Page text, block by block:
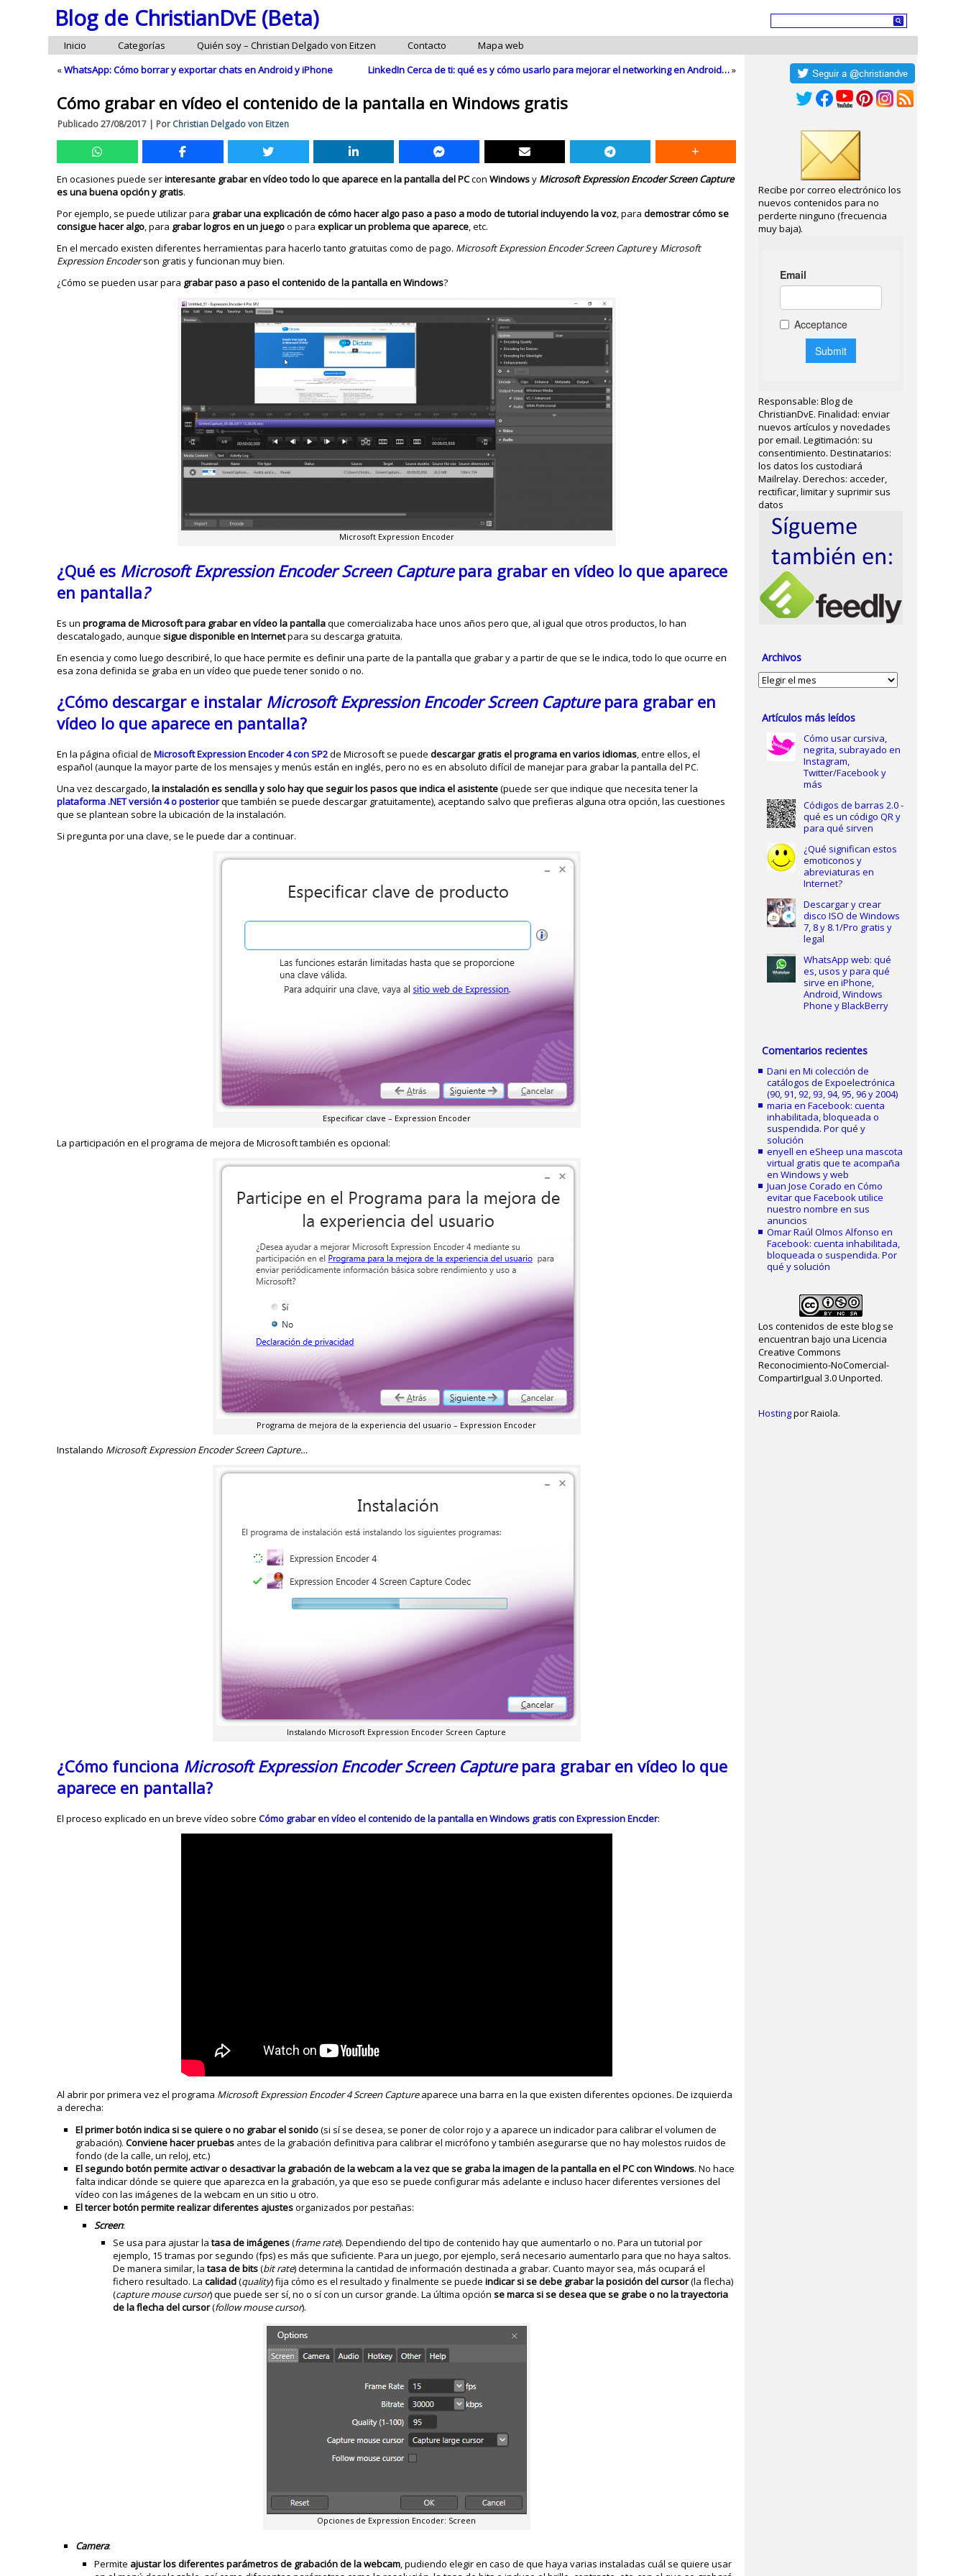
Blog de ChristianDvE (Beta)
Inicio Categorías Quién soy – Christian Delgado von Eitzen Contacto
Mapa web
«WhatsApp: Cómo borrar y exportar chats en Android y iPhone LinkedIn Cerca de ti: qué es y cómo usarlo para mejorar el networking en Android…»
Cómo grabar en vídeo el contenido de la pantalla en Windows gratis
Publicado27/08/2017 | Por Christian Delgado von Eitzen
En ocasiones puede serinteresante grabar en vídeo todo lo que aparece en la pantalla del PCconWindowsy Microsoft Expression Encoder Screen Capture
es una buena opción y gratis.
Por ejemplo, se puede utilizar para grabar una explicación de cómo hacer algo paso a paso a modo de tutorial incluyendo la voz, parademostrar cómo se
consigue hacer algo, para grabar logros en un juegoo paraexplicar un problema que aparece, etc.
En el mercado existen diferentes herramientas para hacerlo tanto gratuitas como de pago. Microsoft Expression Encoder Screen Capturey Microsoft
Expression Encoderson gratis y funcionan muy bien.
¿Cómo se pueden usar para grabar paso a paso el contenido de la pantalla en Windows?
Microsoft Expression Encoder
¿Qué es Microsoft Expression Encoder Screen Capturepara grabar en vídeo lo que aparece
en pantalla?
Es unprograma de Microsoftpara grabar en vídeo la pantallaque comercializaba hace unos años pero que, al igual que otros productos, lo han
descatalogado, aunquesigue disponible en Internetpara su descarga gratuita.
En esencia y como luego describiré, lo que hace permite es definir una parte de la pantalla que grabar y a partir de que se le indica, todo lo que ocurre en
esa zona definida se graba en un vídeo que puede tener sonido o no.
¿Cómo descargar e instalarMicrosoft Expression Encoder Screen Capturepara grabar en
vídeo lo que aparece en pantalla?
En la página oficial deMicrosoft Expression Encoder 4 con SP2de Microsoft se puededescargar gratis el programa en varios idiomas, entre ellos, el
español (aunque la mayor parte de los mensajes y menús están en inglés, pero no es en absoluto difícil de manejar para grabar la pantalla del PC.
Una vez descargado,la instalación es sencilla y solo hay que seguir los pasos que indica el asistente(puede ser que indique que necesita tener la
plataforma .NET versión 4 o posteriorque también se puede descargar gratuitamente), aceptando salvo que prefieras alguna otra opción, las cuestiones
que se plantean sobre la ubicación de la instalación.
Si pregunta por una clave, se le puede dar a continuar.
Especificar clave – Expression Encoder
La participación en el programa de mejora de Microsoft también es opcional:
Programa de mejora de la experiencia del usuario – Expression Encoder
Instalando Microsoft Expression Encoder Screen Capture…
Instalando Microsoft Expression Encoder Screen Capture
¿Cómo funciona Microsoft Expression Encoder Screen Capturepara grabar en vídeo lo que
aparece en pantalla?
El proceso explicado en un breve vídeo sobreCómo grabar en vídeo el contenido de la pantalla en Windows gratis con Expression Encder:
Al abrir por primera vez el programa Microsoft Expression Encoder 4 Screen Captureaparece una barra en la que existen diferentes opciones. De izquierda
a derecha:
El primer botón indica si se quiere o no grabar el sonido(si sí se desea, se poner de color rojo y a aparece un indicador para calibrar el volumen de
grabación).Conviene hacer pruebas antes de la grabación definitiva para calibrar el micrófono y también asegurarse que no hay molestos ruidos de
fondo (de la calle, un reloj, etc.)
El segundo botón permite activar o desactivar la grabación de la webcam a la vez que se graba la imagen de la pantalla en el PC con Windows. No hace
falta indicar dónde se quiere que aparezca en la grabación, ya que eso se puede configurar más adelante e incluso hacer diferentes versiones del
vídeo con las imágenes de la webcam en un sitio u otro.
El tercer botón permite realizar diferentes ajustesorganizados por pestañas:
Screen:
Se usa para ajustar latasa de imágenes(frame rate). Dependiendo del tipo de contenido hay que aumentarlo o no. Para un tutorial por
ejemplo, 15 tramas por segundo (fps) es más que suficiente. Para un juego, por ejemplo, será necesario aumentarlo para que no haya saltos.
De manera similar, latasa de bits(bit rate) determina la cantidad de información destinada a grabar. Cuanto mayor sea, más ocupará el
fichero resultado. Lacalidad(quality) fija cómo es el resultado y finalmente se puedeindicar si se debe grabar la posición del cursor(la flecha)
(capture mouse cursor) que puede ser sí, no o sí con un cursor grande. La última opciónse marca si se desea que se grabe o no la trayectoria
de la flecha del cursor(follow mouse cursor).
Opciones de Expression Encoder: Screen
Camera:
Permite ajustar los diferentes parámetros de grabación de la webcam , pudiendo elegir en caso de que haya varias instaladas cuál se quiere usar
Recibe por correo electrónico los
nuevos contenidos para no
perderte ninguno (frecuencia
muy baja).
Responsable: Blog de
ChristianDvE. Finalidad: enviar
nuevos artículos y novedades
por email. Legitimación: su
consentimiento. Destinatarios:
los datos los custodiará
Mailrelay. Derechos: acceder,
rectificar, limitar y suprimir sus
datos
Archivos
Archivos
Artículos más leídos
Cómo usar cursiva,
negrita, subrayado en
Instagram,
Twitter/Facebook y
más
Códigos de barras 2.0 -
qué es un código QR y
para qué sirven
¿Qué significan estos
emoticonos y
abreviaturas en
Internet?
Descargar y crear
disco ISO de Windows
7, 8 y 8.1/Pro gratis y
legal
WhatsApp web: qué
es, usos y para qué
sirve en iPhone,
Android, Windows
Phone y BlackBerry
Comentarios recientes
Dani enMi colección de
catálogos de Expoelectrónica
(90, 91, 92, 93, 94, 95, 96 y 2004)
maria enFacebook: cuenta
inhabilitada, bloqueada o
suspendida. Por qué y
solución
enyell eneSheep una mascota
virtual gratis que te acompaña
en Windows y web
Juan Jose Corado enCómo
evitar que Facebook utilice
nuestro nombre en sus
anuncios
Omar Raúl Olmos Alfonso en
Facebook: cuenta inhabilitada,
bloqueada o suspendida. Por
qué y solución
Los contenidos de este blog se
encuentran bajo una Licencia
Creative Commons
Reconocimiento-NoComercial-
CompartirIgual 3.0 Unported.
Hostingpor Raiola.